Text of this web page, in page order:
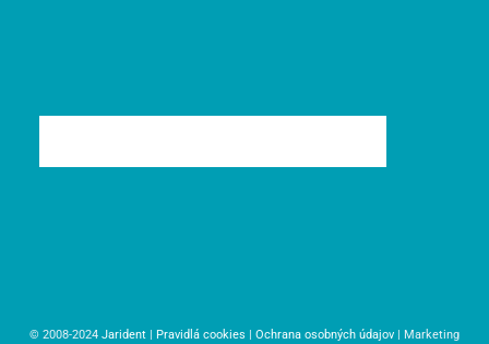
© 2008-2024 Jarident | Pravidlá cookies | Ochrana osobných údajov | Marketing